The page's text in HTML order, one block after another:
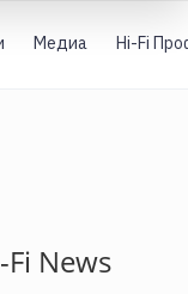
Медиа Hi-Fi
Fi News